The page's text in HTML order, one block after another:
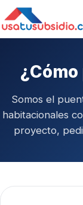
Somos el
habitacionales
proyecto,